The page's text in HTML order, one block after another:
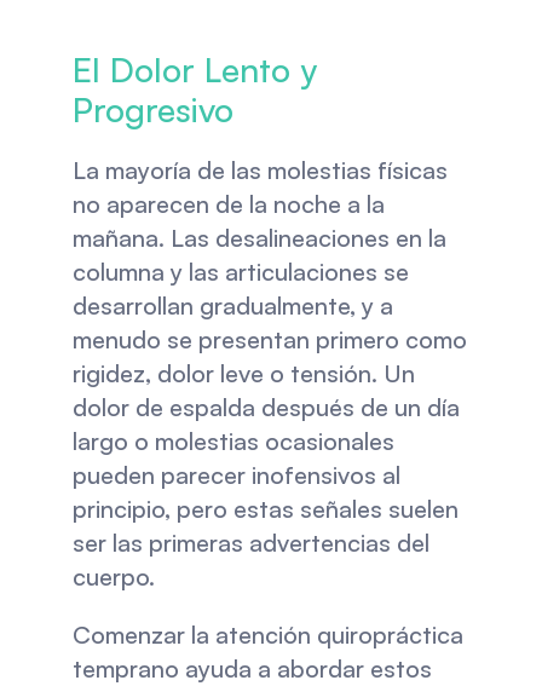
El Dolor Lento y
Progresivo
La mayoría de las molestias físicas
no aparecen de la noche a la
mañana. Las desalineaciones en la
columna y las articulaciones se
desarrollan gradualmente, y a
menudo se presentan primero como
rigidez, dolor leve o tensión. Un
dolor de espalda después de un día
largo o molestias ocasionales
pueden parecer inofensivos al
principio, pero estas señales suelen
ser las primeras advertencias del
cuerpo.
Comenzar la atención quiropráctica
temprano ayuda a abordar estos